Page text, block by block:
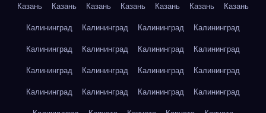
Казань
Казань Казань Казань Казань Казань
Казань
Калининград
Калининград Калининград
Калининград
Калининград
Калининград Калининград
Калининград
Калининград
Калининград Калининград
Калининград
Калининград
Калининград Калининград
Калининград